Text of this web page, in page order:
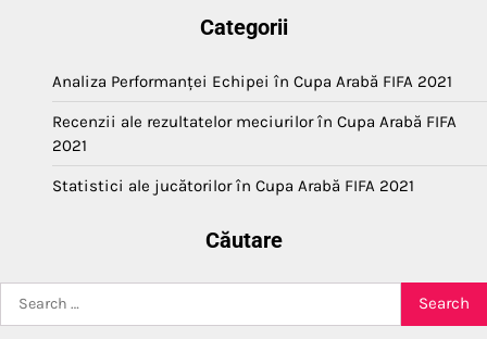
Categorii
Analiza Performanței Echipei în Cupa Arabă FIFA 2021
Recenzii ale rezultatelor meciurilor în Cupa Arabă FIFA
2021
Statistici ale jucătorilor în Cupa Arabă FIFA 2021
Căutare
Search
for: